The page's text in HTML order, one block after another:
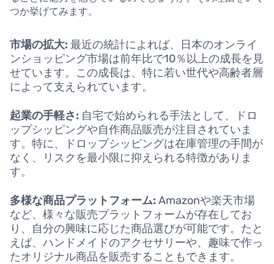
つか挙げてみます。
市場の拡大: 最近の統計によれば、日本のオンライ
ンショッピング市場は前年比で10％以上の成長を見
せています。この成長は、特に若い世代や高齢者層
によって支えられています。
起業の手軽さ: 自宅で始められる手法として、ドロ
ップシッピングや自作商品販売が注目されていま
す。特に、ドロップシッピングは在庫管理の手間が
なく、リスクを最小限に抑えられる特徴がありま
す。
多様な商品プラットフォーム: Amazonや楽天市場
など、様々な販売プラットフォームが存在してお
り、自分の興味に応じた商品選びが可能です。たと
えば、ハンドメイドのアクセサリーや、趣味で作っ
たオリジナル商品を販売することもできます。